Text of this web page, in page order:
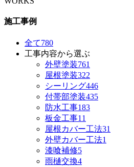
施工事例
全て780
工事内容から選ぶ
外壁塗装761
屋根塗装322
シーリング446
付帯部塗装435
防水工事183
板金工事11
屋根カバー工法31
外壁カバー工法1
漆喰補修5
雨樋交換4